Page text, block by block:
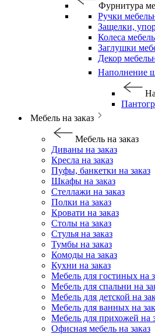
Фурнитура
Ручки
Защелки,
Колеса
Заглушки
Декор
Наполнение
Мебель на заказ
Мебель на заказ
Диваны на заказ
Кресла на заказ
Пуфы, банкетки на заказ
Шкафы на заказ
Стеллажи на заказ
Полки на заказ
Кровати на заказ
Столы на заказ
Стулья на заказ
Тумбы на заказ
Комоды на заказ
Кухни на заказ
Мебель для гостиных на
Мебель для спальни на
Мебель для детской на
Мебель для ванных на
Мебель для прихожей на
Офисная мебель на заказ